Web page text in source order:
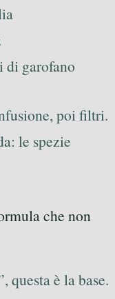
di garofano
poi filtri.
le spezie
che non
questa è la base.